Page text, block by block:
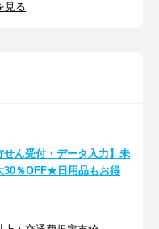
見る
せん受付・データ入力】未
30％OFF★日用品もお得